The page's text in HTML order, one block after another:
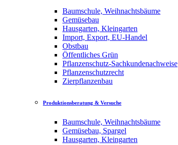
Baumschule, Weihnachtsbäume
Gemüsebau
Hausgarten, Kleingarten
Import, Export, EU-Handel
Obstbau
Öffentliches Grün
Pflanzenschutz-Sachkundenachweise
Pflanzenschutzrecht
Zierpflanzenbau
Produktionsberatung & Versuche
Baumschule, Weihnachtsbäume
Gemüsebau, Spargel
Hausgarten, Kleingarten